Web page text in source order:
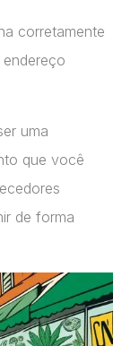
corretamente
uma
que você
de forma